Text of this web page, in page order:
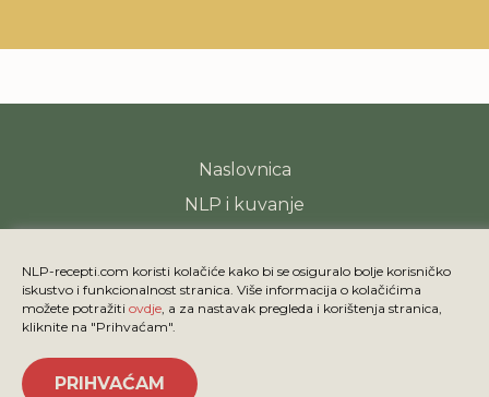
NLP-recepti.com koristi kolačiće kako bi se osiguralo bolje korisničko
iskustvo i funkcionalnost stranica. Više informacija o kolačićima
možete potražiti ovdje, a za nastavak pregleda i korištenja stranica,
kliknite na "Prihvaćam".
PRIHVAĆAM
Naslovnica
NLP i kuvanje
Kolačići
© NLP-recepti.com | Dizajn